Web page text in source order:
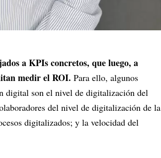
a KPIs concretos, que luego, a
medir el ROI. Para ello, algunos
digital son el nivel de digitalización del
del nivel de digitalización de la
digitalizados; y la velocidad del